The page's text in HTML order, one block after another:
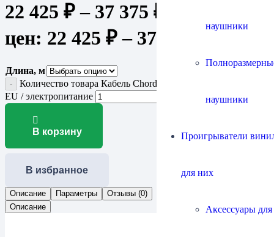
наушники
наушники
Проигрыватели
для них
Аксессуары
22 425 ₽ – 37 375 ₽
цен: 22 425 ₽ – 37 375 ₽
Длина, м
Количество товара Кабель Chord Company Clearway Power
EU / электропитание
В корзину
В избранное
Описание Параметры
Отзывы (0)
Описание